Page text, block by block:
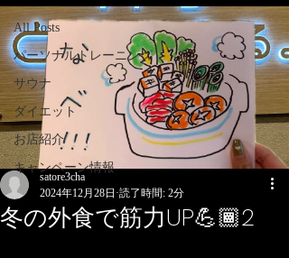
All Posts
パーソナルトレーニング
サウナ
ダイエット
お店紹介
キャンペーン情報
冬の外食で筋力UP💪🏾2
satore3cha
2024年12月28日 読了時間: 2分